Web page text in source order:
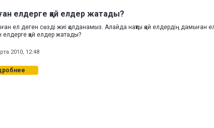
елдерге қай елдер жатады?
ел деген сөзді жиі қолданамыз. Алайда нақты қай елдердің дамыған
қай елдер жатады?
2010, 12:48